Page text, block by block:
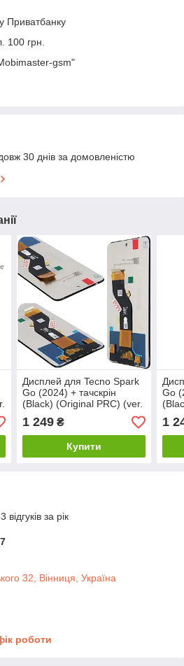
Приватбанку
100 грн.
gsm"
30 днів за домовленістю
Дисплей для Tecno Spark
Go (2024) + тачскрін
(Black) (Original PRC) (ver.
DPT)
1 249₴
Купити
Go
1
за рік
32, Вінниця, Україна
роботи